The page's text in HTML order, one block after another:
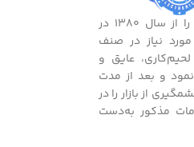
فعالیت خود را از سال ۱۳۸۰ در
نیاز در صنف
عایق و
و بعد از مدت
از بازار را در
مذکور به‌دست